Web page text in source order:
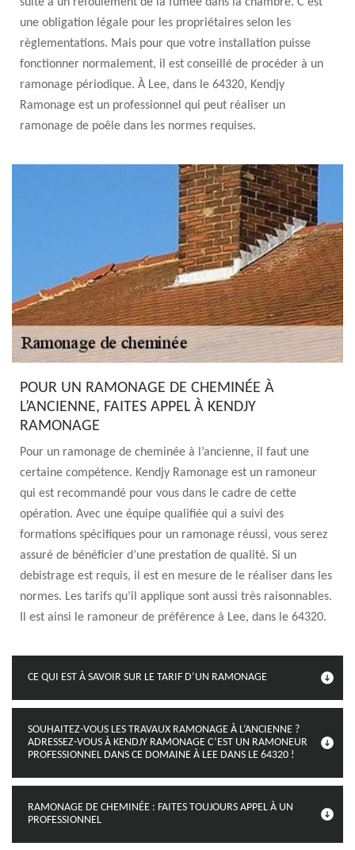
une obligation légale pour les propriétaires selon les
règlementations. Mais pour que votre installation puisse
fonctionner normalement, il est conseillé de procéder à un
ramonage périodique. À Lee, dans le 64320, Kendjy
Ramonage est un professionnel qui peut réaliser un
ramonage de poêle dans les normes requises.
POUR UN RAMONAGE DE CHEMINÉE À
L’ANCIENNE, FAITES APPEL À KENDJY
RAMONAGE
Pour un ramonage de cheminée à l’ancienne, il faut une
certaine compétence. Kendjy Ramonage est un ramoneur
qui est recommandé pour vous dans le cadre de cette
opération. Avec une équipe qualifiée qui a suivi des
formations spécifiques pour un ramonage réussi, vous serez
assuré de bénéficier d’une prestation de qualité. Si un
debistrage est requis, il est en mesure de le réaliser dans les
normes. Les tarifs qu’il applique sont aussi très raisonnables.
Il est ainsi le ramoneur de préférence à Lee, dans le 64320.
CE QUI EST À SAVOIR SUR LE TARIF D’UN RAMONAGE
SOUHAITEZ-VOUS LES TRAVAUX RAMONAGE À L’ANCIENNE ?
ADRESSEZ-VOUS À KENDJY RAMONAGE C’EST UN RAMONEUR
PROFESSIONNEL DANS CE DOMAINE À LEE DANS LE 64320 !
RAMONAGE DE CHEMINÉE : FAITES TOUJOURS APPEL À UN
PROFESSIONNEL